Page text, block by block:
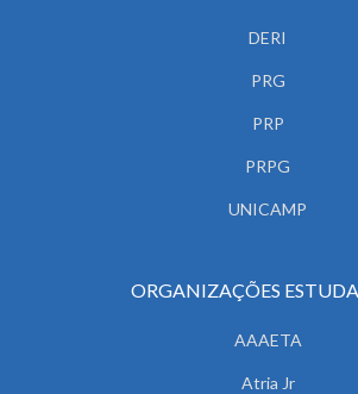
DERI
PRG
PRP
PRPG
UNICAMP
ORGANIZAÇÕES
AAAETA
Atria Jr